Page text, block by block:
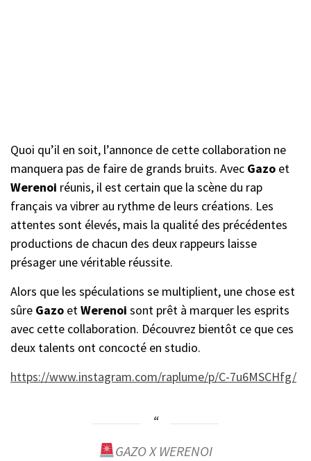
Quoi qu’il en soit, l’annonce de cette collaboration ne
manquera pas de faire de grands bruits. Avec Gazo et
Werenoi réunis, il est certain que la scène du rap
français va vibrer au rythme de leurs créations. Les
attentes sont élevés, mais la qualité des précédentes
productions de chacun des deux rappeurs laisse
présager une véritable réussite.
Alors que les spéculations se multiplient, une chose est
sûre Gazo etWerenoi sont prêt à marquer les esprits
avec cette collaboration. Découvrez bientôt ce que ces
deux talents ont concocté en studio.
https://www.instagram.com/raplume/p/C-7u6MSCHfg/
GAZO X WERENOI